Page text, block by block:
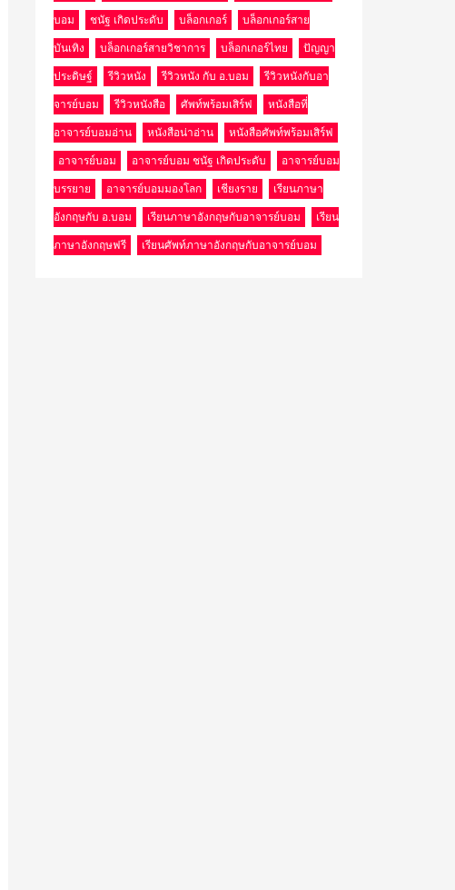
บอม ชนัฐ เกิดประดับ บล็อกเกอร์ บล็อกเกอร์สาย
บันเทิง บล็อกเกอร์สายวิชาการ บล็อกเกอร์ไทย ปัญญา
ประดิษฐ์ รีวิวหนัง รีวิวหนัง กับ อ.บอม รีวิวหนังกับอา
จารย์บอม รีวิวหนังสือ ศัพท์พร้อมเสิร์ฟ หนังสือที่
อาจารย์บอมอ่าน หนังสือน่าอ่าน หนังสือศัพท์พร้อมเสิร์ฟ
อาจารย์บอม อาจารย์บอม ชนัฐ เกิดประดับ อาจารย์บอม
บรรยาย อาจารย์บอมมองโลก เชียงราย เรียนภาษา
อังกฤษกับ อ.บอม เรียนภาษาอังกฤษกับอาจารย์บอม เรียน
ภาษาอังกฤษฟรี เรียนศัพท์ภาษาอังกฤษกับอาจารย์บอม